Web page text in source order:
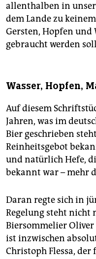
allenthalben in
dem Lande zu
Gersten, Hopfen und
gebraucht werden
Wasser, Hopfen,
Auf diesem
Jahren, was im
Bier geschrieben
Reinheitsgebot
und natürlich Hefe,
bekannt war – mehr
Daran regte sich in
Regelung steht nicht
Biersommelier Oliver
ist inzwischen
Christoph Flessa,